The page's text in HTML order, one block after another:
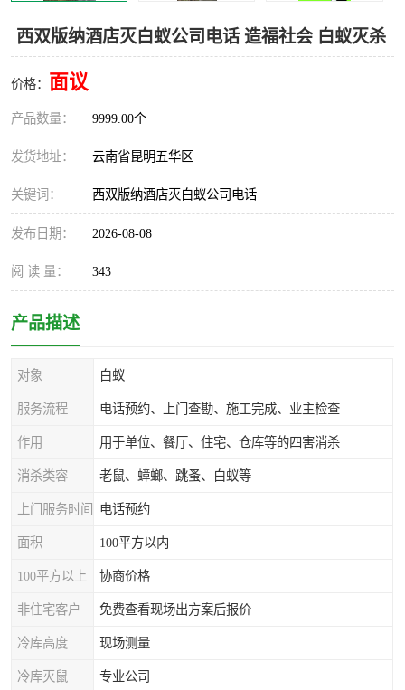
西双版纳酒店灭白蚁公司电话 造福社会 白蚁灭杀
价格： 面议
产品数量： 9999.00个
发货地址： 云南省昆明五华区
关键词： 西双版纳酒店灭白蚁公司电话
发布日期： 2026-08-08
阅 读 量： 343
产品描述
对象 白蚁
服务流程 电话预约、上门查勘、施工完成、业主检查
作用 用于单位、餐厅、住宅、仓库等的四害消杀
消杀类容 老鼠、蟑螂、跳蚤、白蚁等
上门服务时间 电话预约
面积 100平方以内
100平方以上 协商价格
非住宅客户 免费查看现场出方案后报价
冷库高度 现场测量
冷库灭鼠 专业公司